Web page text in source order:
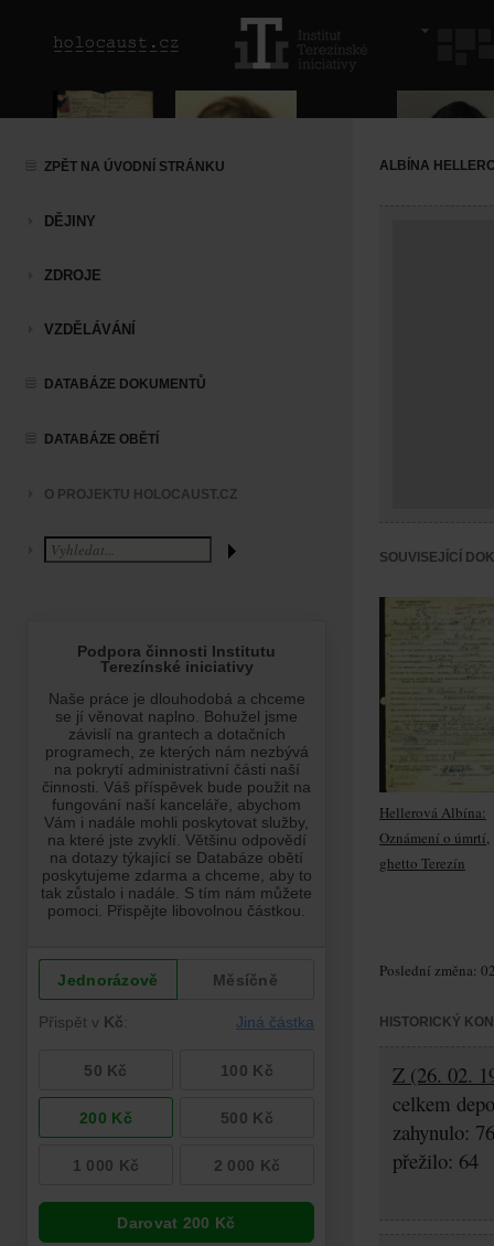
ZPĚT NA ÚVODNÍ STRÁNKU
DĚJINY
ZDROJE
VZDĚLÁVÁNÍ
DATABÁZE DOKUMENTŮ
DATABÁZE OBĚTÍ
O PROJEKTU HOLOCAUST.CZ
ALBÍNA
SOUVISEJÍCÍ
Hellerová Albína:
Oznámení o úmrtí,
ghetto Terezín
Poslední změna:
HISTORICKÝ
Z (26. 02.
celkem
zahynulo:
přežilo: 64